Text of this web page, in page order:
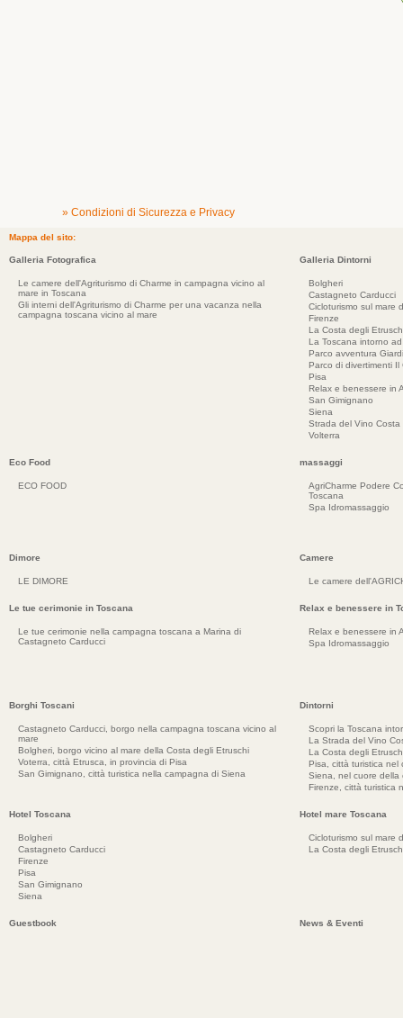
» Condizioni di Sicurezza e Privacy
Mappa del sito:
Galleria Fotografica
Le camere dell'Agriturismo di Charme in campagna vicino al
mare in Toscana
Gli interni dell'Agriturismo di Charme per una vacanza nella
campagna toscana vicino al mare
Galleria Dintorni
Bolgheri
Castagneto Carducci
Cicloturismo sul mare
Firenze
La Costa degli
La Toscana intorno
Parco avventura
Parco di divertimenti Il
Pisa
Relax e benessere in
San Gimignano
Siena
Strada del Vino Costa
Volterra
Eco Food
ECO FOOD
massaggi
AgriCharme Podere
Toscana
Spa Idromassaggio
Dimore
LE DIMORE
Camere
Le camere
Le tue cerimonie in Toscana
Le tue cerimonie nella campagna toscana a Marina di
Castagneto Carducci
Relax e benessere in
Relax e benessere in
Spa Idromassaggio
Borghi Toscani
Castagneto Carducci, borgo nella campagna toscana vicino al
mare
Bolgheri, borgo vicino al mare della Costa degli Etruschi
Voterra, città Etrusca, in provincia di Pisa
San Gimignano, città turistica nella campagna di Siena
Dintorni
Scopri la Toscana
La Strada del Vino
La Costa degli
Pisa, città turistica nel
Siena, nel cuore della
Firenze, città turistica
Hotel Toscana
Bolgheri
Castagneto Carducci
Firenze
Pisa
San Gimignano
Siena
Hotel mare Toscana
Cicloturismo sul mare
La Costa degli
Guestbook News & Eventi